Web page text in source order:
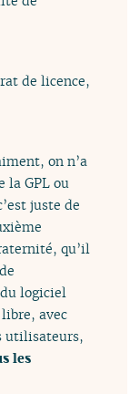
de licence,
on n’a
la GPL ou
juste de
qu’il
logiciel
avec
utilisateurs,
les